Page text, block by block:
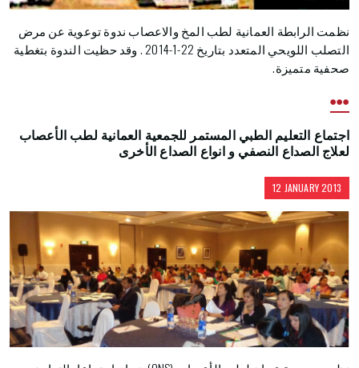
نظمت الرابطة العمانية لطب المخ والاعصاب ندوة توعوية عن مرض
التصلب اللويحي المتعدد بتاريخ 22-1-2014 . وقد حظيت الندوة بتغطية
صحفية متميزة.
اجتماع التعليم الطبي المستمر للجمعية العمانية لطب الأعصاب
لعلاج الصداع النصفي و انواع الصداع الأخرى
12 JANUARY 2013